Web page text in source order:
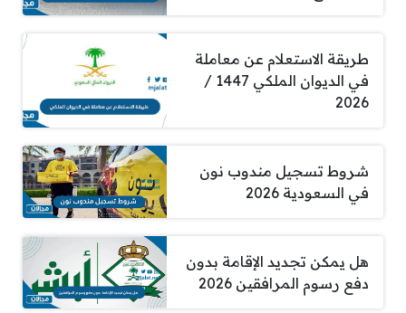
طريقة الاستعلام عن معاملة
في الديوان الملكي 1447 /
2026
شروط تسجيل مندوب نون
في السعودية 2026
هل يمكن تجديد الإقامة بدون
دفع رسوم المرافقين 2026